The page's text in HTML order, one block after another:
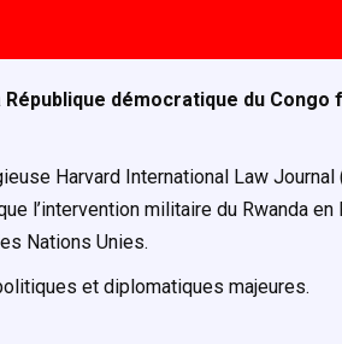
démocratique du Congo
Harvard International Law Journal
l’intervention militaire du Rwanda en
Nations Unies.
et diplomatiques majeures.